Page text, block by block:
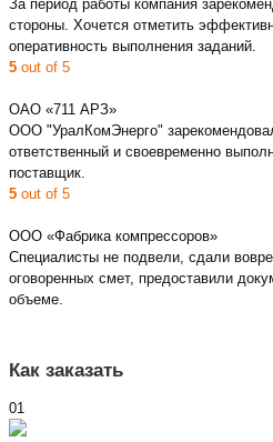
За период работы компания
стороны. Хочется отметить
оперативность выполнения заданий.
5 out of 5
ОАО «711 АРЗ»
ООО "УралКомЭнерго"
ответственный и своевременно
поставщик.
5 out of 5
ООО «Фабрика компрессоров»
Специалисты не подвели, сдали
оговоренных смет, предоставили
объеме.
Как заказать
01